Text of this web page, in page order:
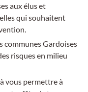
aux élus et
qui souhaitent
communes Gardoises
risques en milieu
vous permettre à